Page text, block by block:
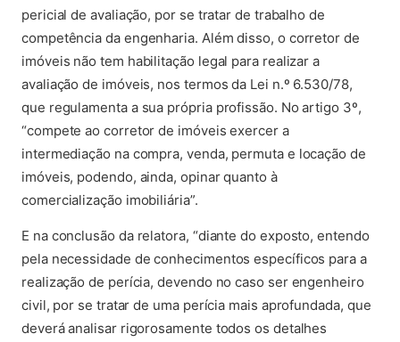
pericial de avaliação, por se tratar de trabalho de
competência da engenharia. Além disso, o corretor de
imóveis não tem habilitação legal para realizar a
avaliação de imóveis, nos termos da Lei n.º 6.530/78,
que regulamenta a sua própria profissão. No artigo 3º,
“compete ao corretor de imóveis exercer a
intermediação na compra, venda, permuta e locação de
imóveis, podendo, ainda, opinar quanto à
comercialização imobiliária”.
E na conclusão da relatora, “diante do exposto, entendo
pela necessidade de conhecimentos específicos para a
realização de perícia, devendo no caso ser engenheiro
civil, por se tratar de uma perícia mais aprofundada, que
deverá analisar rigorosamente todos os detalhes